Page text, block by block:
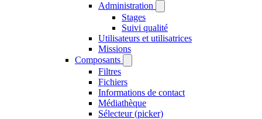
Administration
Stages
Suivi qualité
Utilisateurs et utilisatrices
Missions
Composants
Filtres
Fichiers
Informations de contact
Médiathèque
Sélecteur (picker)